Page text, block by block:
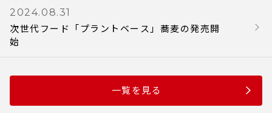
2024.08.31
次世代フード「プラントベース」蕎麦の発売開
始
一覧を見る